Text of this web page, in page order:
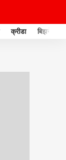
क्रीडा बिझनेस